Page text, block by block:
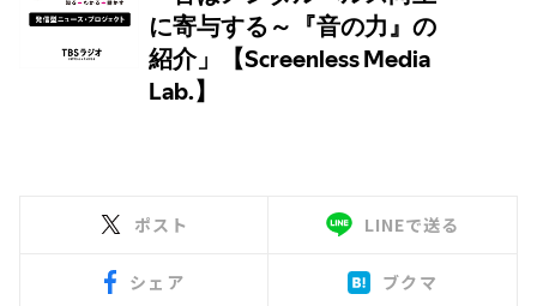
ポスト LINEで送る
シェア ブクマ